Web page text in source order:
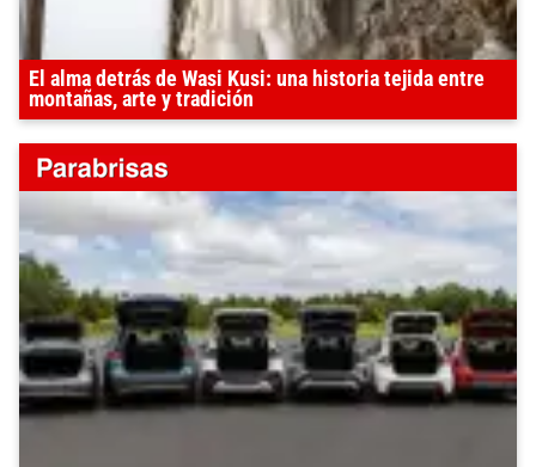
El alma detrás de Wasi Kusi: una historia tejida entre
montañas, arte y tradición